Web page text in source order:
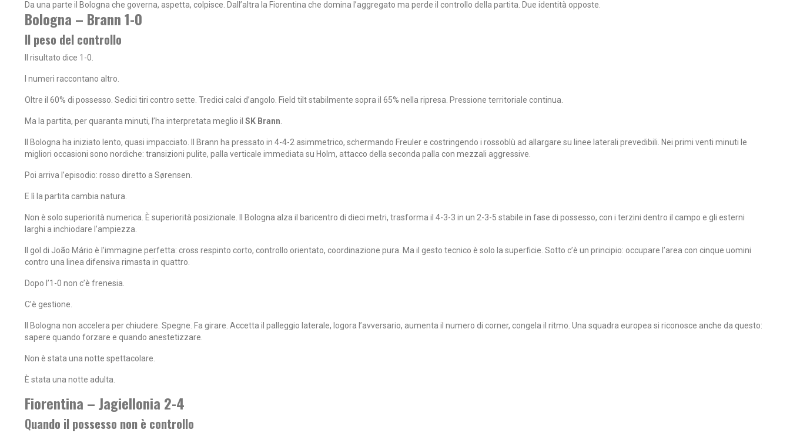
Da una parte il Bologna che governa, aspetta, colpisce. Dall’altra la Fiorentina che domina l’aggregato ma perde il controllo della partita. Due identità opposte.
Bologna – Brann 1-0
Il peso del controllo
Il risultato dice 1-0.
I numeri raccontano altro.
Oltre il 60% di possesso. Sedici tiri contro sette. Tredici calci d’angolo. Field tilt stabilmente sopra il 65% nella ripresa. Pressione territoriale continua.
Ma la partita, per quaranta minuti, l’ha interpretata meglio il SK Brann
Il Bologna ha iniziato lento, quasi impacciato. Il Brann ha pressato in 4-4-2 asimmetrico, schermando Freuler e costringendo i rossoblù ad allargare su linee laterali prevedibili. Nei primi venti minuti le
migliori occasioni sono nordiche: transizioni pulite, palla verticale immediata su Holm, attacco della seconda palla con mezzali aggressive.
Poi arriva l’episodio: rosso diretto a Sørensen.
E lì la partita cambia natura.
Non è solo superiorità numerica. È superiorità posizionale. Il Bologna alza il baricentro di dieci metri, trasforma il 4-3-3 in un 2-3-5 stabile in fase di possesso, con i terzini dentro il campo e gli esterni
larghi a inchiodare l’ampiezza.
Il gol di João Mário è l’immagine perfetta: cross respinto corto, controllo orientato, coordinazione pura. Ma il gesto tecnico è solo la superficie. Sotto c’è un principio: occupare l’area con cinque uomini
contro una linea difensiva rimasta in quattro.
Dopo l’1-0 non c’è frenesia.
C’è gestione.
Il Bologna non accelera per chiudere. Spegne. Fa girare. Accetta il palleggio laterale, logora l’avversario, aumenta il numero di corner, congela il ritmo. Una squadra europea si riconosce anche da questo:
sapere quando forzare e quando anestetizzare.
Non è stata una notte spettacolare.
È stata una notte adulta.
Fiorentina – Jagiellonia 2-4
Quando il possesso non è controllo